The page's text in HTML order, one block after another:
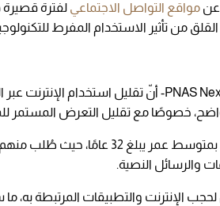
عن مواقع التواصل الاجتماعي لفترة قصيرة
من تأثير الاستخدام المفرط
خصوصًا مع تقليل التعرض المستمر
والرسائل النصية.
الإنترنت والتطبيقات المرتبطة به،